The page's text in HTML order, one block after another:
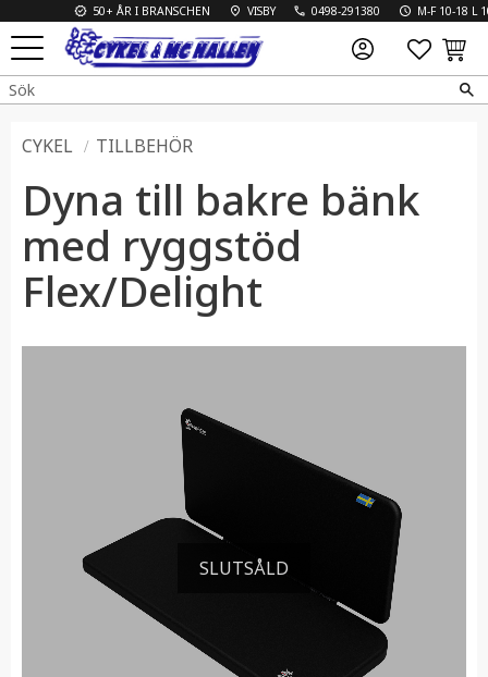
Meny
50+ ÅR I BRANSCHEN VISBY 0498-291380 M-F 10-18 L 10-
CYKEL TILLBEHÖR
Dyna till bakre bänk
med ryggstöd
Flex/Delight
SLUTSÅLD